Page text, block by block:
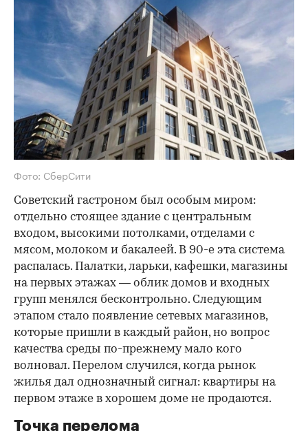
Фото: СберСити
Советский гастроном был особым миром:
отдельно стоящее здание с центральным
входом, высокими потолками, отделами с
мясом, молоком и бакалеей. В 90-е эта система
распалась. Палатки, ларьки, кафешки, магазины
на первых этажах — облик домов и входных
групп менялся бесконтрольно. Следующим
этапом стало появление сетевых магазинов,
которые пришли в каждый район, но вопрос
качества среды по-прежнему мало кого
волновал. Перелом случился, когда рынок
жилья дал однозначный сигнал: квартиры на
первом этаже в хорошем доме не продаются.
Точка перелома